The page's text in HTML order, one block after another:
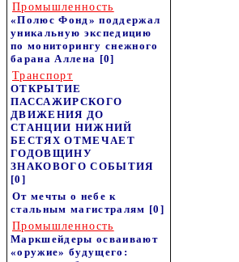
Промышленность
«Полюс Фонд» поддержал
уникальную экспедицию
по мониторингу снежного
барана Аллена [0]
Транспорт
ОТКРЫТИЕ
ПАССАЖИРСКОГО
ДВИЖЕНИЯ ДО
СТАНЦИИ НИЖНИЙ
БЕСТЯХ ОТМЕЧАЕТ
ГОДОВЩИНУ
ЗНАКОВОГО СОБЫТИЯ
[0]
От мечты о небе к
стальным магистралям [0]
Промышленность
Маркшейдеры осваивают
«оружие» будущего: